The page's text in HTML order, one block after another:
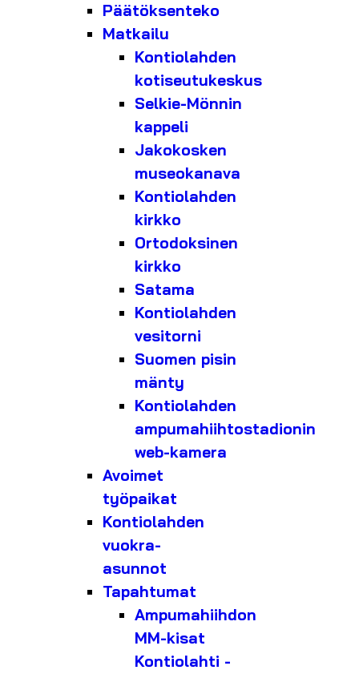
Päätöksenteko
Matkailu
Kontiolahden
kotiseutukeskus
Selkie-Mönnin
kappeli
Jakokosken
museokanava
Kontiolahden
kirkko
Ortodoksinen
kirkko
Satama
Kontiolahden
vesitorni
Suomen pisin
mänty
Kontiolahden
ampumahiihtostadionin
web-kamera
Avoimet
työpaikat
Kontiolahden
vuokra-
asunnot
Tapahtumat
Ampumahiihdon
MM-kisat
Kontiolahti -